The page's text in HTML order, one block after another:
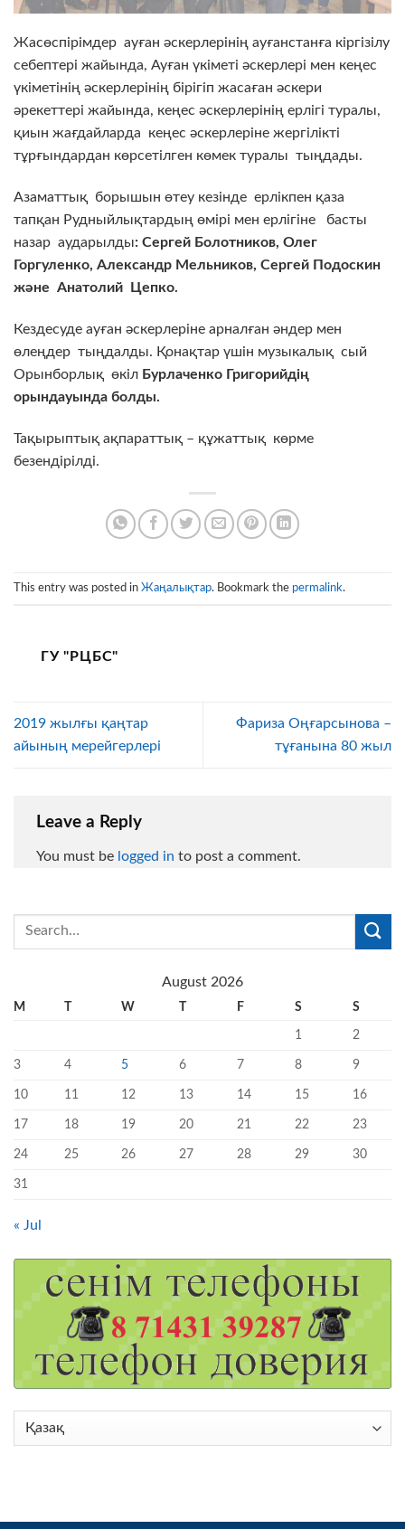
Жасөспірімдер ауған әскерлерінің ауғанстанға кіргізілу
себептері жайында, Ауған үкіметі әскерлері мен кеңес
үкіметінің әскерлерінің бірігіп жасаған әскери
әрекеттері жайында, кеңес әскерлерінің ерлігі туралы,
қиын жағдайларда кеңес әскерлеріне жергілікті
тұрғындардан көрсетілген көмек туралы тыңдады.
Азаматтық борышын өтеу кезінде ерлікпен қаза
тапқан Рудныйлықтардың өмірі мен ерлігіне басты
назар аударылды: Сергей Болотников, Олег
Горгуленко, Александр Мельников, Сергей Подоскин
және Анатолий Цепко.
Кездесуде ауған әскерлеріне арналған әндер мен
өлеңдер тыңдалды. Қонақтар үшін музыкалық сый
Орынборлық өкіл Бурлаченко Григорийдің
орындауында болды.
Тақырыптық ақпараттық – құжаттық көрме
безендірілді.
This entry was posted in Жаңалықтар. Bookmark the permalink.
ГУ "РЦБС"
2019 жылғы қаңтар
айының мерейгерлері
Фариза Оңғарсынова –
тұғанына 80 жыл
Leave a Reply
You must be logged in to post a comment.
August 2026
M T W T F S S
1 2
3 4 5 6 7 8 9
10 11 12 13 14 15 16
17 18 19 20 21 22 23
24 25 26 27 28 29 30
31
« Jul
Choose